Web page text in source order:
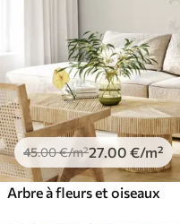
45.00€/m²27.00 €/m²
Arbre à fleurs et oiseaux